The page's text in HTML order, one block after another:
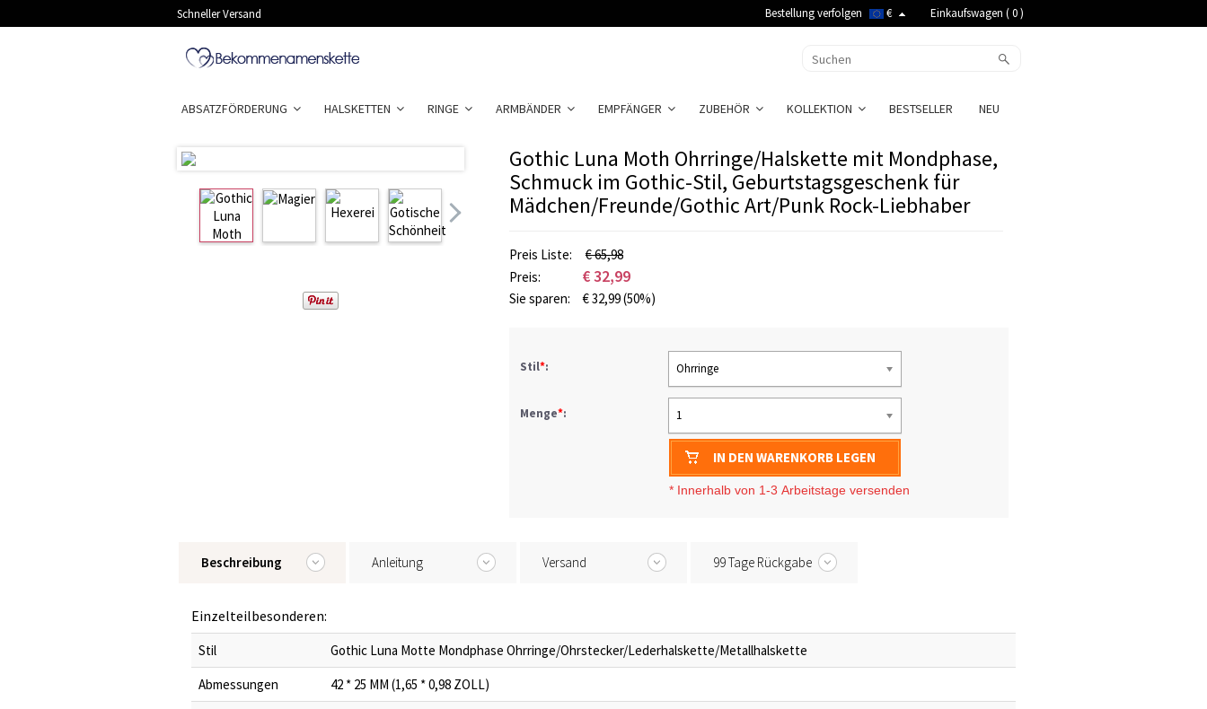
Schneller Versand Bestellung verfolgen € Einkaufswagen (0)
ABSATZFÖRDERUNG HALSKETTEN RINGE ARMBÄNDER EMPFÄNGER ZUBEHÖR KOLLEKTION BESTSELLER NEU
Gothic Luna Moth Ohrringe/Halskette mit Mondphase,
Schmuck im Gothic-Stil, Geburtstagsgeschenk für
Mädchen/Freunde/Gothic Art/Punk Rock-Liebhaber
Preis Liste:
€ 65,98
Preis:
€32,99
Sie sparen: €32,99(50%)
Stil*: Ohrringe
Menge*: 1
IN DEN WARENKORB LEGEN
* Innerhalb von 1-3 Arbeitstage versenden
Beschreibung Anleitung Versand 99 Tage Rückgabe
Einzelteilbesonderen:
Stil
Gothic Luna Motte Mondphase Ohrringe/Ohrstecker/Lederhalskette/Metallhalskette
Abmessungen
42 * 25 MM (1,65 * 0,98 ZOLL)